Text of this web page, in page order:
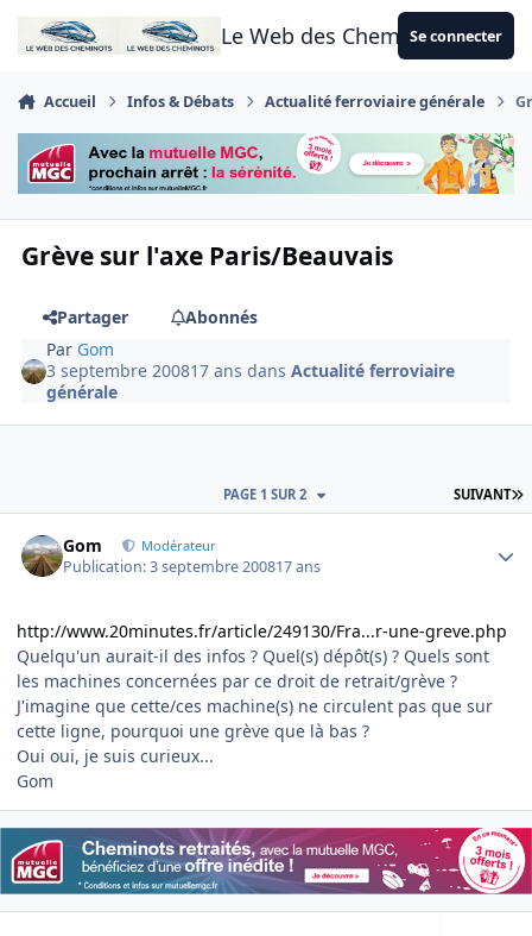
Aller au contenu
Le Web des CheminotsSe connecter
Accueil Infos & Débats Actualité ferroviaire générale
Grève sur l'axe Paris/Beauvais
Partager
Abonnés
Par Gom
3 septembre 200817 ans dansActualité ferroviaire
générale
SUIVANT
PAGE 1 SUR 2
Gom Modérateur
Publication:3 septembre 200817 ans
http://www.20minutes.fr/article/249130/Fra...r-une-greve.php
Quelqu'un aurait-il des infos ? Quel(s) dépôt(s) ? Quels sont
les machines concernées par ce droit de retrait/grève ?
J'imagine que cette/ces machine(s) ne circulent pas que sur
cette ligne, pourquoi une grève que là bas ?
Oui oui, je suis curieux...
Gom